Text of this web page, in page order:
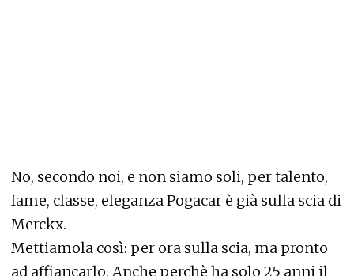
No, secondo noi, e non siamo soli, per talento,
fame, classe, eleganza Pogacar è già sulla scia di
Merckx.
Mettiamola così: per ora sulla scia, ma pronto
ad affiancarlo. Anche perchè ha solo 25 anni il